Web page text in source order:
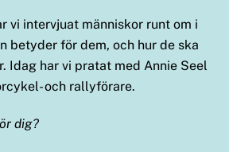
vi intervjuat människor runt om i
betyder för dem, och hur de ska
Idag har vi pratat med Annie Seel
och rallyförare.
dig?